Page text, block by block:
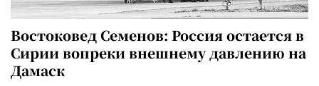
Востоковед Семенов: Россия остается в
Сирии вопреки внешнему давлению на
Дамаск